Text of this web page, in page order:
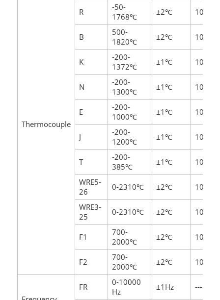
Thermocouple
R
-50-
1768℃
±2℃ 10MΩ
B
500-
1820℃
±2℃ 10MΩ
K
-200-
1372℃
±1℃ 10MΩ
N
-200-
1300℃
±1℃ 10MΩ
E
-200-
1000℃
±1℃ 10MΩ
J
-200-
1200℃
±1℃ 10MΩ
T
-200-
385℃
±1℃ 10MΩ
WRE5-
26
0-2310℃ ±2℃ 10MΩ
WRE3-
25
0-2310℃ ±2℃ 10MΩ
F1
700-
2000℃
±2℃ 10MΩ
F2
700-
2000℃
±2℃ 10MΩ
FR
0-10000
Hz
±1Hz ---